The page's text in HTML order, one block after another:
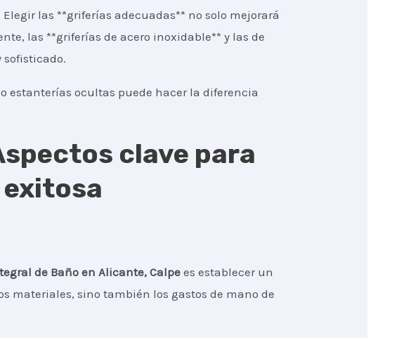
las **griferías adecuadas** no solo mejorará
las **griferías de acero inoxidable** y las de
sofisticado.
estanterías ocultas puede hacer la diferencia
clave para
de Baño en Alicante, Calpees establecer un
materiales, sino también los gastos de mano de